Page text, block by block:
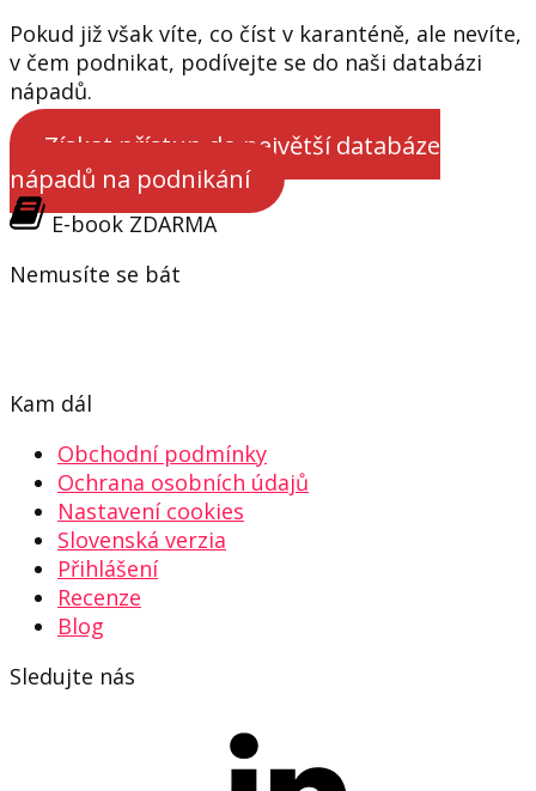
Pokud již však víte, co číst v karanténě, ale nevíte,
v čem podnikat, podívejte se do naši databázi
nápadů.
Získat přístup do největší databáze
nápadů na podnikání
E-book ZDARMA
Nemusíte se bát
Kam dál
Obchodní podmínky
Ochrana osobních údajů
Nastavení cookies
Slovenská verzia
Přihlášení
Recenze
Blog
Sledujte nás